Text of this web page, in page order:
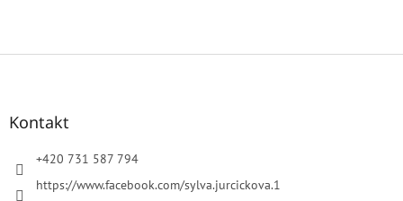
Z
Kontakt
+420 731 587 794
https://www.facebook.com/sylva.jurcickova.1